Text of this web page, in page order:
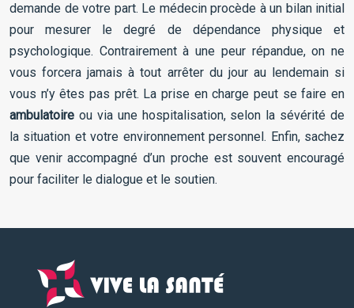
demande de votre part. Le médecin procède à un bilan initial
pour mesurer le degré de dépendance physique et
psychologique. Contrairement à une peur répandue, on ne
vous forcera jamais à tout arrêter du jour au lendemain si
vous n’y êtes pas prêt. La prise en charge peut se faire en
ambulatoire ou via une hospitalisation, selon la sévérité de
la situation et votre environnement personnel. Enfin, sachez
que venir accompagné d’un proche est souvent encouragé
pour faciliter le dialogue et le soutien.